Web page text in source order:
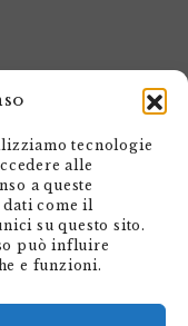
tecnologie
alle
a queste
come il
su questo sito.
può influire
e funzioni.